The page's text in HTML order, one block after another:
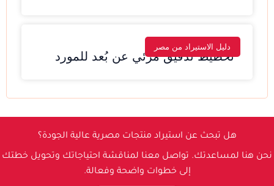
دليل الاستيراد من مصر
تخطيط تدقيق مرئي عن بُعد للمورد
هل تبحث عن استيراد منتجات مصرية عالية الجودة؟
نحن هنا لمساعدتك. تواصل معنا لمناقشة احتياجاتك وتحويل خطتك
إلى خطوات واضحة وفعالة.